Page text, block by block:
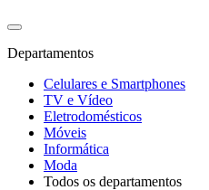
Departamentos
Celulares e Smartphones
TV e Vídeo
Eletrodomésticos
Móveis
Informática
Moda
Todos os departamentos